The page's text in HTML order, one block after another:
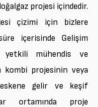
projesi içindedir.
çizimi için bizlere
içerisinde Gelişim
yetkili mühendis ve
projesinin veya
gelir ve keşif
ortamında proje